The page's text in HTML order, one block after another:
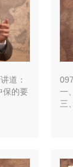
道：
保的要
一
三